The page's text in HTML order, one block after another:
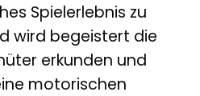
Spielerlebnis zu
wird begeistert die
erkunden und
motorischen